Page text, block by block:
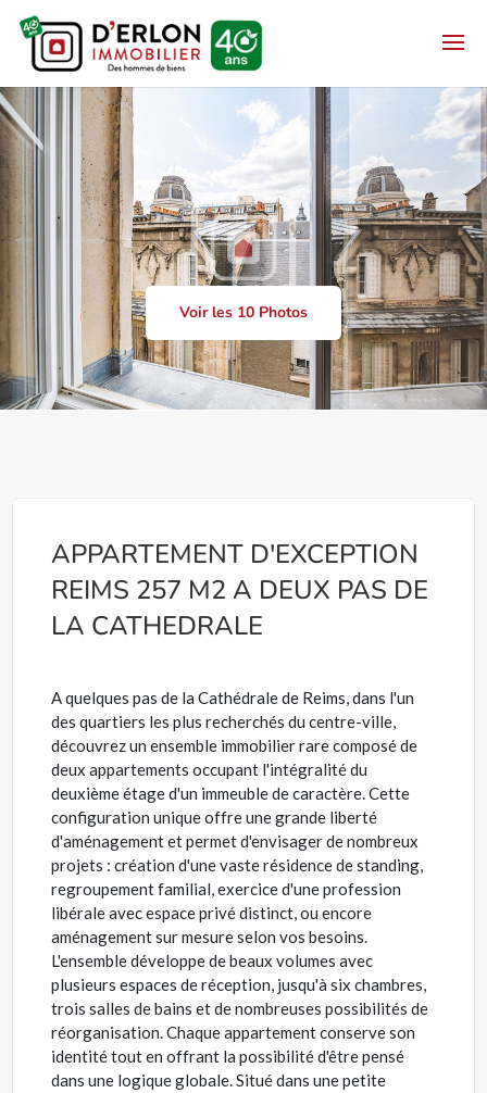
Voir les 10 Photos
APPARTEMENT D'EXCEPTION
REIMS 257 M2 A DEUX PAS DE
LA CATHEDRALE
A quelques pas de la Cathédrale de Reims, dans l'un
des quartiers les plus recherchés du centre-ville,
découvrez un ensemble immobilier rare composé de
deux appartements occupant l'intégralité du
deuxième étage d'un immeuble de caractère. Cette
configuration unique offre une grande liberté
d'aménagement et permet d'envisager de nombreux
projets : création d'une vaste résidence de standing,
regroupement familial, exercice d'une profession
libérale avec espace privé distinct, ou encore
aménagement sur mesure selon vos besoins.
L'ensemble développe de beaux volumes avec
plusieurs espaces de réception, jusqu'à six chambres,
trois salles de bains et de nombreuses possibilités de
réorganisation. Chaque appartement conserve son
identité tout en offrant la possibilité d'être pensé
dans une logique globale. Situé dans une petite